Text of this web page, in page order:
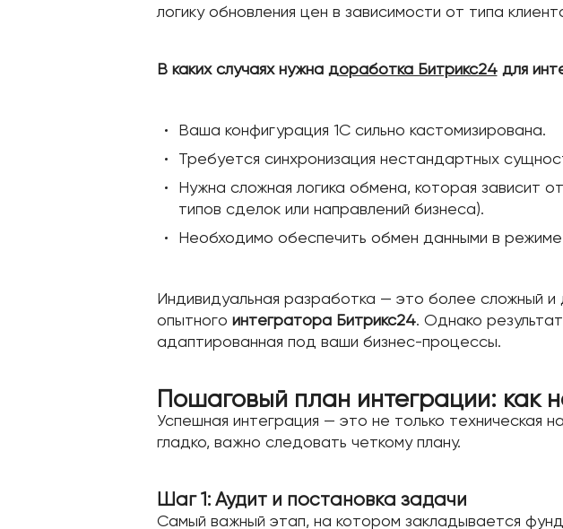
логику обновления цен в зависимости от типа
В каких случаях нужна доработка Битрикс24для
Ваша конфигурация 1С сильно кастомизирована.
Требуется синхронизация нестандартных
Нужна сложная логика обмена, которая зависит
типов сделок или направлений бизнеса).
Необходимо обеспечить обмен данными в
Индивидуальная разработка — это более сложный
опытного интегратора Битрикс24. Однако
адаптированная под ваши бизнес-процессы.
Пошаговый план интеграции: как
Успешная интеграция — это не только техническая
гладко, важно следовать четкому плану.
Шаг 1: Аудит и постановка задачи
Самый важный этап, на котором закладывается